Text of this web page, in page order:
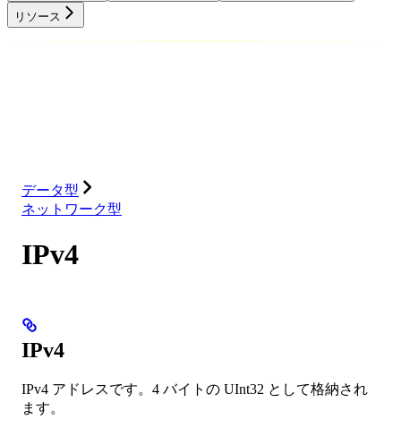
リソース
データ型
ネットワーク型
IPv4
IPv4
IPv4 アドレスです。4 バイトの UInt32 として格納され
ます。